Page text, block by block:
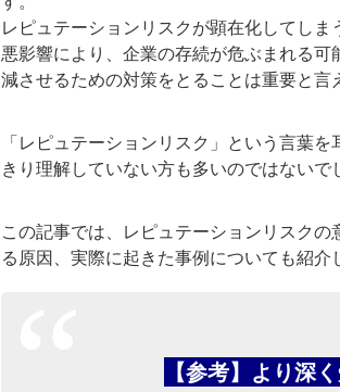
レピュテーションリスクが顕在化してし
悪影響により、企業の存続が危ぶまれる
減させるための対策をとることは重要と言
「レピュテーションリスク」という言葉
きり理解していない方も多いのではないで
この記事では、レピュテーションリスク
る原因、実際に起きた事例についても紹介
【参考】より深